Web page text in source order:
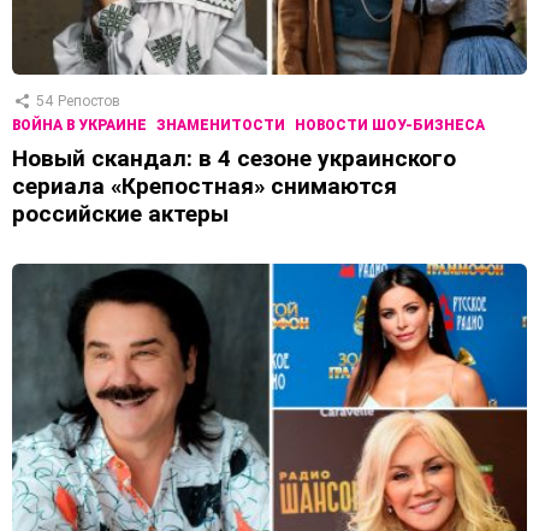
54 Репостов
ВОЙНА В УКРАИНЕ
ЗНАМЕНИТОСТИ НОВОСТИ ШОУ-БИЗНЕСА
Новый скандал: в 4 сезоне украинского
сериала «Крепостная» снимаются
российские актеры